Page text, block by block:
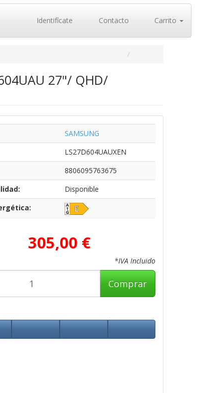
Identifícate Contacto Carrito
27"/ QHD/
SAMSUNG
LS27D604UAUXEN
8806095763675
Disponible
305,00 €
*IVA Incluido
Comprar